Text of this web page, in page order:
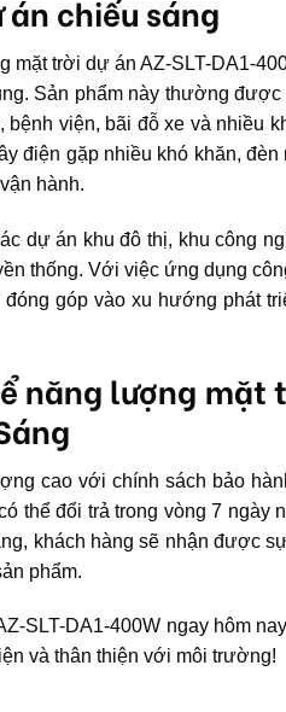
chiếu sáng
trời dự án AZ-SLT-DA1-
Sản phẩm này thường
viện, bãi đỗ xe và nhiều
điện gặp nhiều khó khăn,
hành.
dự án khu đô thị, khu công
thống. Với việc ứng dụng
góp vào xu hướng phát
năng lượng mặt
cao với chính sách bảo
thể đổi trả trong vòng 7 ngày
khách hàng sẽ nhận được
phẩm.
SLT-DA1-400W ngay hôm
và thân thiện với môi trường!